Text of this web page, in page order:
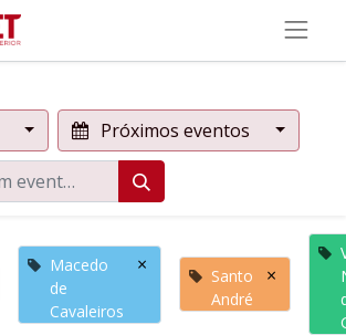
Próximos eventos
Macedo
de
Cavaleiros
×
Santo
André
×